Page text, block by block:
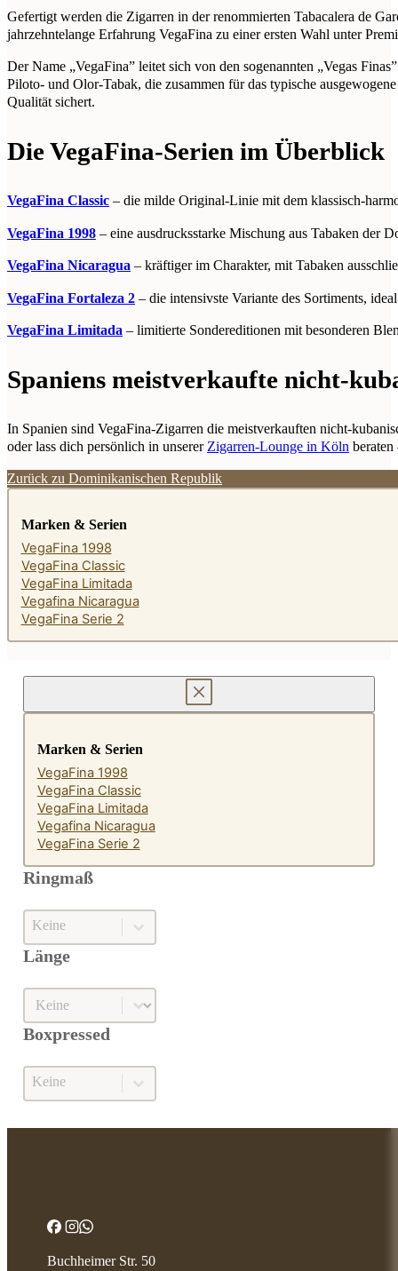
Gefertigt werden die Zigarren in der renommierten Tabacalera de
jahrzehntelange Erfahrung VegaFina zu einer ersten Wahl unter
Der Name „VegaFina” leitet sich von den sogenannten „Vegas
Piloto- und Olor-Tabak, die zusammen für das typische
Qualität sichert.
Die VegaFina-Serien im Überblick
VegaFina Classic – die milde Original-Linie mit dem klassisch-
VegaFina 1998 – eine ausdrucksstarke Mischung aus Tabaken der
VegaFina Nicaragua – kräftiger im Charakter, mit Tabaken
VegaFina Fortaleza 2 – die intensivste Variante des Sortiments,
VegaFina Limitada – limitierte Sondereditionen mit besonderen
Spaniens meistverkaufte nicht-
In Spanien sind VegaFina-Zigarren die meistverkauften nicht-
oder lass dich persönlich in unsererZigarren-Lounge in Köln
Zurück zu Dominikanischen Republik
Marken & Serien
VegaFina 1998
VegaFina Classic
VegaFina Limitada
Vegafina Nicaragua
VegaFina Serie 2
Marken & Serien
VegaFina 1998
VegaFina Classic
VegaFina Limitada
Vegafina Nicaragua
VegaFina Serie 2
Ringmaß
Ringmaß
Ringmaß
Länge
Länge
Länge
Boxpressed
Boxpressed
Boxpressed
Buchheimer Str. 50